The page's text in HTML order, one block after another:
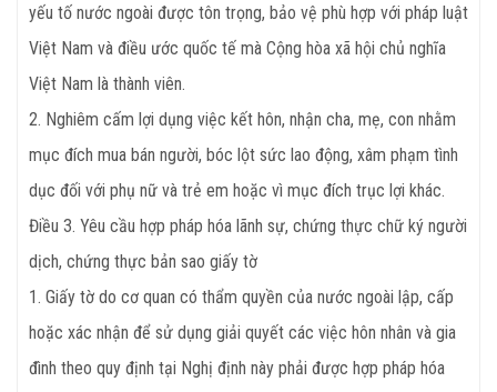
yếu tố nước ngoài được tôn trọng, bảo vệ phù hợp với pháp luật
Việt Nam và điều ước quốc tế mà Cộng hòa xã hội chủ nghĩa
Việt Nam là thành viên.
2. Nghiêm cấm lợi dụng việc kết hôn, nhận cha, mẹ, con nhằm
mục đích mua bán người, bóc lột sức lao động, xâm phạm tình
dục đối với phụ nữ và trẻ em hoặc vì mục đích trục lợi khác.
Điều 3. Yêu cầu hợp pháp hóa lãnh sự, chứng thực chữ ký người
dịch, chứng thực bản sao giấy tờ
1. Giấy tờ do cơ quan có thẩm quyền của nước ngoài lập, cấp
hoặc xác nhận để sử dụng giải quyết các việc hôn nhân và gia
đình theo quy định tại Nghị định này phải được hợp pháp hóa